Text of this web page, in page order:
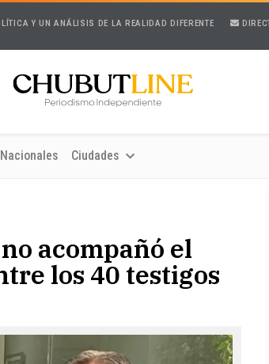
Y UN ANÁLISIS DE LA REALIDAD DIFERENTE
Nacionales Ciudades
acompañó el
los 40 testigos